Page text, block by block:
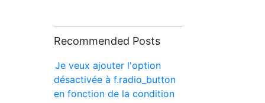
Recommended Posts
Je veux ajouter l'option
désactivée à f.radio_button
en fonction de la condition